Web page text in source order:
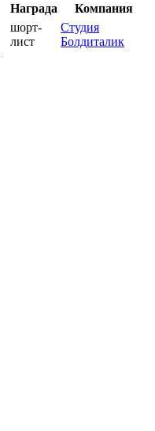
Награда
Компания
шорт-
лист
Студия
Болдиталик